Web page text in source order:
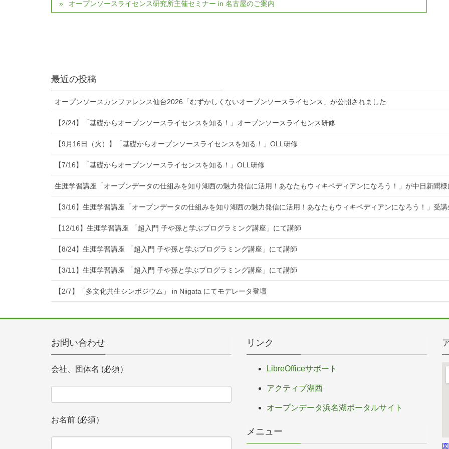
オープンソースライセンス研究所主催セミナー in 名古屋のご案内
最近の投稿
オープンソースカンファレンス仙台2026「むずかしくないオープンソースライセンス」が公開されました
【2/24】「基礎からオープンソースライセンスを知る！」オープンソースライセンス研修
【9月16日（火）】「基礎からオープンソースライセンスを知る！」OLL研修
【7/16】「基礎からオープンソースライセンスを知る！」OLL研修
生涯学習講座「オープンデータの仕組みを知り湖西の魅力発信に活用！あなたもウィキペディアンになろう！」が中日新聞
【3/16】生涯学習講座「オープンデータの仕組みを知り湖西の魅力発信に活用！あなたもウィキペディアンになろう！」受
【12/16】生涯学習講座 「超入門 子や孫と学ぶプログラミング講座」にて講師
【8/24】生涯学習講座 「超入門 子や孫と学ぶプログラミング講座」にて講師
【3/11】生涯学習講座 「超入門 子や孫と学ぶプログラミング講座」にて講師
【2/7】「多文化共生シンポジウム」 in Niigata にてモデレータ登壇
お問い合わせ
会社、団体名 (必須）
お名前 (必須）
リンク
LibreOfficeサポート
アクティブ湖西
オープンデータ浜名湖ポータルサイト
メニュー